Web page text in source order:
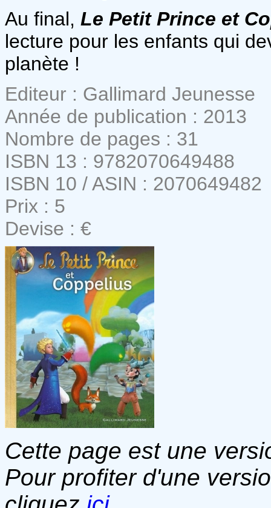
Au final, Le Petit Prince et
lecture pour les enfants qui
planète !
Editeur : Gallimard Jeunesse
Année de publication : 2013
Nombre de pages : 31
ISBN 13 : 9782070649488
ISBN 10 / ASIN : 2070649482
Prix : 5
Devise : €
Cette page est une
Pour profiter d'une